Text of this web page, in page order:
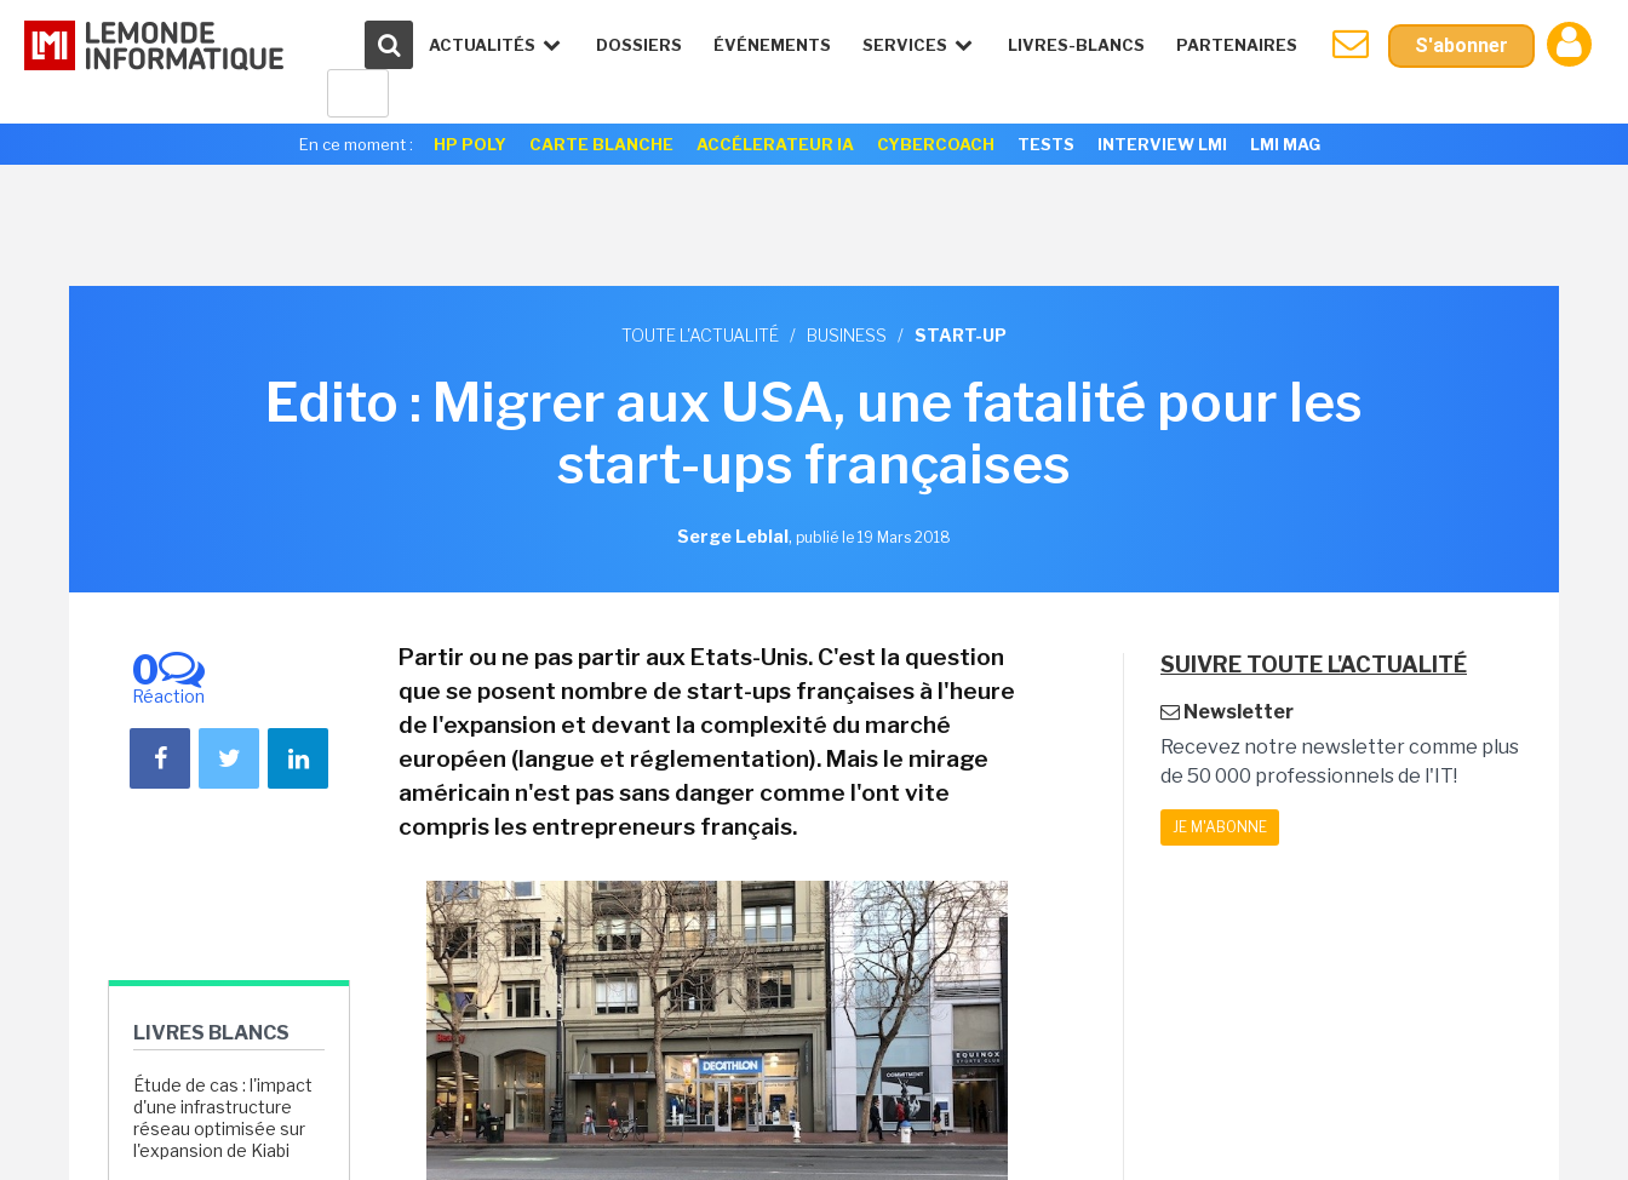
ACTUALITÉS DOSSIERS ÉVÉNEMENTS SERVICES LIVRES-BLANCS PARTENAIRES S'abonner
En ce moment : HP POLY CARTE BLANCHE ACCÉLERATEUR IA CYBERCOACH TESTS INTERVIEW LMI LMI MAG
TOUTE L'ACTUALITÉ / BUSINESS / START-UP
Edito : Migrer aux USA, une fatalité pour les
start-ups françaises
Serge Leblal, publié le 19 Mars 2018
0
Réaction
LIVRES BLANCS
Étude de cas : l'impact
d'une infrastructure
réseau optimisée sur
l'expansion de Kiabi
Partir ou ne pas partir aux Etats-Unis. C'est la question
que se posent nombre de start-ups françaises à l'heure
de l'expansion et devant la complexité du marché
européen (langue et réglementation). Mais le mirage
américain n'est pas sans danger comme l'ont vite
compris les entrepreneurs français.
SUIVRE TOUTE L'ACTUALITÉ
Newsletter
Recevez notre newsletter comme plus
de 50 000 professionnels de l'IT!
JE M'ABONNE